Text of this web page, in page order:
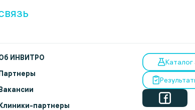
ИНВИТРО
партнеры
Каталог